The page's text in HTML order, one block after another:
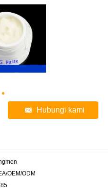
Hubungi kami
OEM/ODM